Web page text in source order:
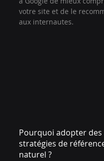
votre site et de le
aux internautes.
Pourquoi adopter des
stratégies de
naturel ?